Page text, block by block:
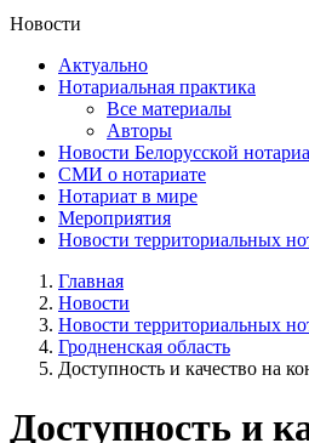
Новости
Актуально
Нотариальная практика
Все материалы
Авторы
Новости Белорусской
СМИ о нотариате
Нотариат в мире
Мероприятия
Новости территориальных
Главная
Новости
Новости территориальных
Гродненская область
Доступность и качество на
Доступность и